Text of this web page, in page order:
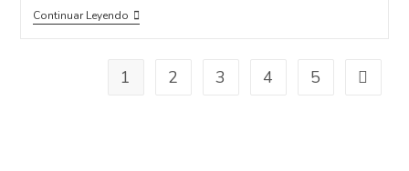
Continuar Leyendo
1 2 3 4 5